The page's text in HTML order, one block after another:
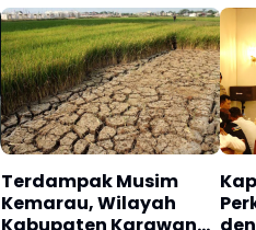
Terdampak Musim
Kemarau, Wilayah
Kabupaten Karawang